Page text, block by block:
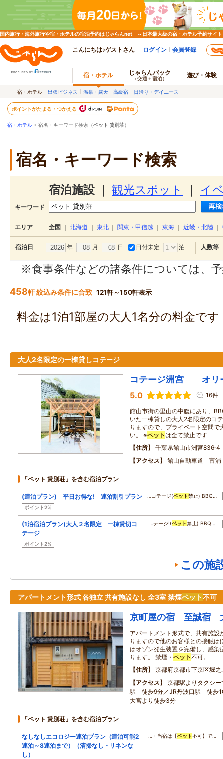
国内旅行・海外旅行や宿・ホテルの宿泊予約はじゃらんnet ～日本最大級の宿・ホテル予約サイト
こんにちは♪ゲストさん ログイン 会員登録
宿・ホテル じゃらんパック
（交通＋宿泊） 遊び・体験
宿・ホテル 出張ビジネス 温泉・露天 高級宿 日帰り・デイユース
ポイントがたまる・つかえる
宿・ホテル > 宿名・キーワード検索（ペット 貸別荘）
宿名・キーワード検索
宿泊施設 観光スポット イ
キーワード
エリア 全国 北海道 東北 関東・甲信越 東海 近畿・北陸
宿泊日 年 月 日 日付未定 泊 人数等
※食事条件などの諸条件については、
458軒 絞込み条件に合致 121軒～150軒表示
料金は1泊1部屋の大人1名分の料金で
大人2名限定の一棟貸しコテージ
コテージ洲宮 オリ
5.0 16件
館山市街の里山の中腹にあり、
いた一棟貸しの大人2名限定のコ
りますので、プライベート空間で
い。 ※ペットは全て禁止です
住所
千葉県館山市洲宮836‐4
アクセス
館山自動車道 富
「ペット 貸別荘」を含む宿泊プラン
(連泊プラン) 平日お得な! 連泊割引プラン
ポイント2%
…コテージ(ペット禁止) BBQ…
(1泊宿泊プラン)大人２名限定 一棟貸切コ
テージ
ポイント2%
…テージ!(ペット禁止) BBQ…
この施
アパートメント形式 各独立 共有施設なし 全3室 禁煙ペット不可
京町屋の宿 至誠宿
アパートメント形式で、共有施設
りますので他のお客様との接触は
はオゾン発生装置を完備し、感染
ります。 禁煙・ ペット不可。
住所
京都府京都市下京区堀之
アクセス
京都駅よりタクシ
駅 徒歩9分／JR丹波口駅 徒歩
大宮より徒歩3分
「ペット 貸別荘」を含む宿泊プラン
なしなしエコロジー連泊プラン（連泊可能2
連泊～8連泊まで）（清掃なし・リネンな
し）
…・当宿は【ペット不可】で…